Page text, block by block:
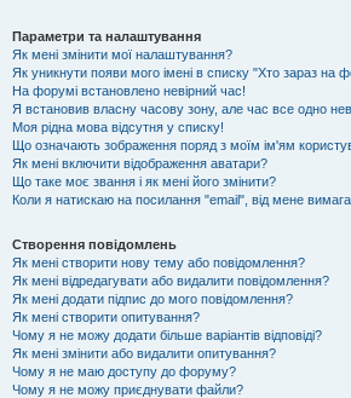
Параметри та налаштування
Як мені змінити мої налаштування?
Як уникнути появи мого імені в списку "Хто зараз на
На форумі встановлено невірний час!
Я встановив власну часову зону, але час все одно
Моя рідна мова відсутня у списку!
Що означають зображення поряд з моїм ім'ям
Як мені включити відображення аватари?
Що таке моє звання і як мені його змінити?
Коли я натискаю на посилання "email", від мене
Створення повідомлень
Як мені створити нову тему або повідомлення?
Як мені відредагувати або видалити повідомлення?
Як мені додати підпис до мого повідомлення?
Як мені створити опитування?
Чому я не можу додати більше варіантів відповіді?
Як мені змінити або видалити опитування?
Чому я не маю доступу до форуму?
Чому я не можу приєднувати файли?